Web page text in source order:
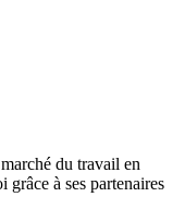
du travail en
à ses partenaires